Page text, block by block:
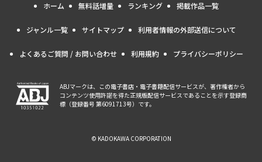
ホーム 無料話増量 ランキング 掲載作品一覧
ジャンル一覧 サイトマップ 利用者情報の外部送信について
よくあるご質問 / お問い合わせ 利用規約 プライバシーポリシー
ABJマークは、この電子書店・電子書籍配信サービスが、著作権者から
コンテンツ使用許諾を得た正規版配信サービスであることを示す登録商
標（登録番号 第6091713号）です。
© KADOKAWA CORPORATION